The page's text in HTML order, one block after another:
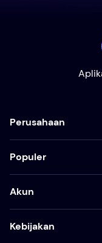
Perusahaan
Populer
Akun
Kebijakan